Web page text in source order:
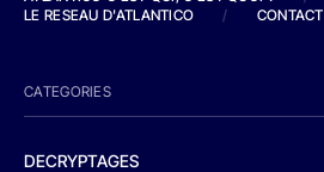
LE RESEAU D'ATLANTICO
/ CONTACT
CATEGORIES
DECRYPTAGES